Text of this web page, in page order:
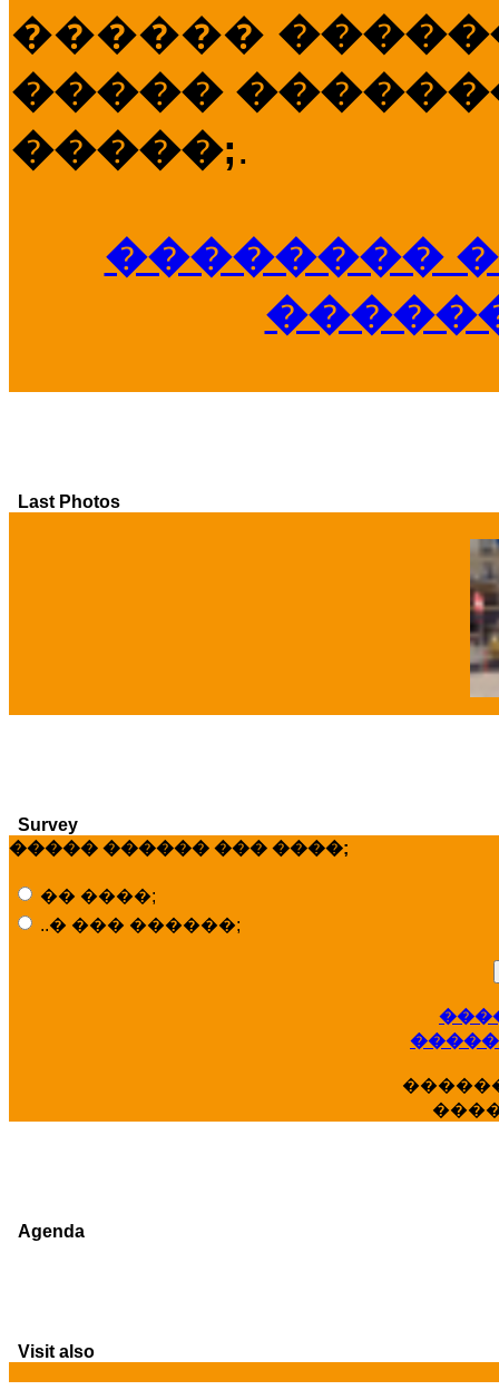
������
�����
�����;.
��������
Last Photos
Survey
����� ������ ��� ����;
�� ����;
..� ��� ������;
Agenda
Visit also